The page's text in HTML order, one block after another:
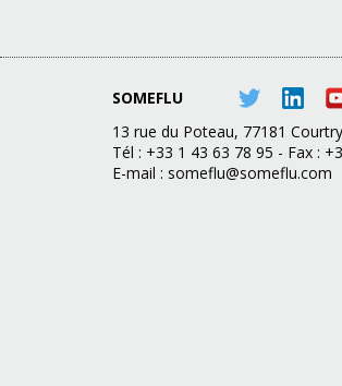
SOMEFLU
13 rue du Poteau, 77181
Tél : +33 1 43 63 78 95 - Fax :
E-mail : someflu@someflu.com